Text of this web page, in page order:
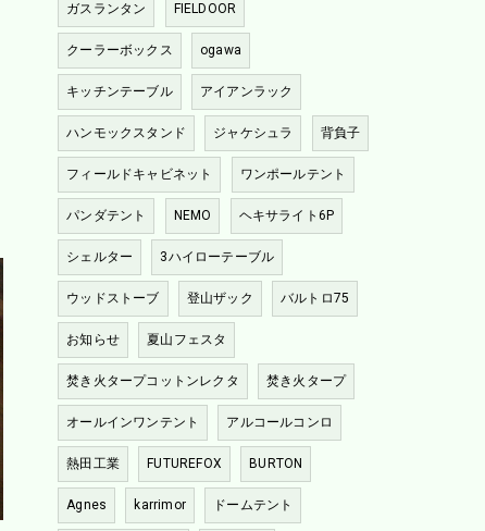
ガスランタン FIELDOOR
クーラーボックス ogawa
キッチンテーブル アイアンラック
ハンモックスタンド ジャケシュラ 背負子
フィールドキャビネット ワンポールテント
パンダテント NEMO ヘキサライト6P
シェルター 3ハイローテーブル
ウッドストーブ 登山ザック バルトロ75
お知らせ 夏山フェスタ
焚き火タープコットンレクタ 焚き火タープ
オールインワンテント アルコールコンロ
熱田工業 FUTUREFOX BURTON
Agnes karrimor ドームテント